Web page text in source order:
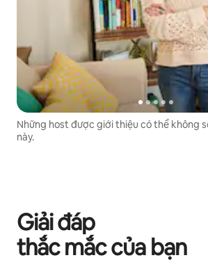
Những host được giới thiệu có thể không
này.
Giải đáp
thắc mắc của bạn